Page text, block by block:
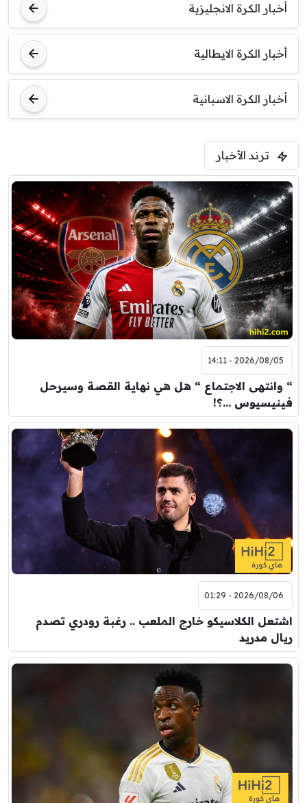
أخبار الكرة الانجليزية
أخبار الكرة الايطالية
أخبار الكرة الاسبانية
ترند الأخبار
2026/08/05 - 14:11
“ وانتهى الاجتماع “ هل هي نهاية القصة وسيرحل
فينيسيوس …؟!
2026/08/06 - 01:29
اشتعل الكلاسيكو خارج الملعب .. رغبة رودري تصدم
ريال مدريد